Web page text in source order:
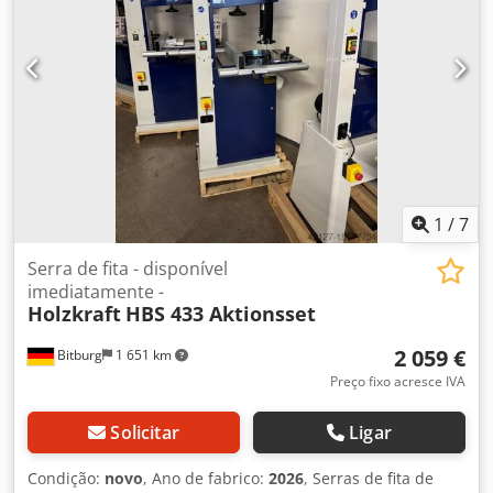
1 /7
Bitburg 1 651 km
Serra de fita - disponível
imediatamente -
Holzkraft HBS 433 Aktionsset
2 059 €
Preço fixo acresce IVA
Solicitar Ligar
Condição: novo, Ano de fabrico: 2026, Serras de fita de